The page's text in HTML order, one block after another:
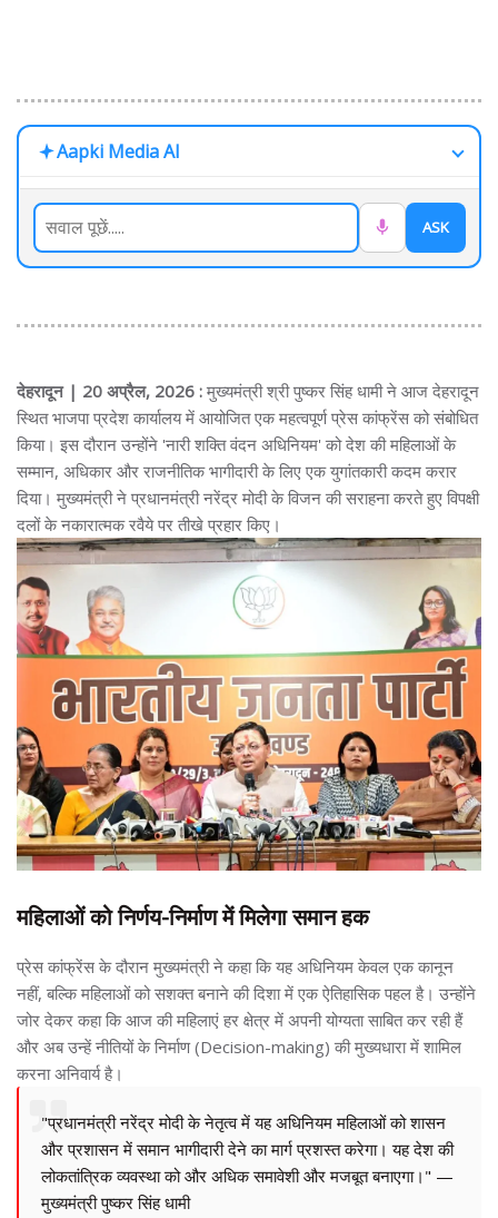
Aapki Media AI
ASK
देहरादून | 20 अप्रैल, 2026 : मुख्यमंत्री श्री पुष्कर सिंह धामी ने आज देहरादून
स्थित भाजपा प्रदेश कार्यालय में आयोजित एक महत्वपूर्ण प्रेस कांफ्रेंस को संबोधित
किया। इस दौरान उन्होंने 'नारी शक्ति वंदन अधिनियम' को देश की महिलाओं के
सम्मान, अधिकार और राजनीतिक भागीदारी के लिए एक युगांतकारी कदम करार
दिया। मुख्यमंत्री ने प्रधानमंत्री नरेंद्र मोदी के विजन की सराहना करते हुए विपक्षी
दलों के नकारात्मक रवैये पर तीखे प्रहार किए।
महिलाओं को निर्णय-निर्माण में मिलेगा समान हक
प्रेस कांफ्रेंस के दौरान मुख्यमंत्री ने कहा कि यह अधिनियम केवल एक कानून
नहीं, बल्कि महिलाओं को सशक्त बनाने की दिशा में एक ऐतिहासिक पहल है। उन्होंने
जोर देकर कहा कि आज की महिलाएं हर क्षेत्र में अपनी योग्यता साबित कर रही हैं
और अब उन्हें नीतियों के निर्माण (Decision-making) की मुख्यधारा में शामिल
करना अनिवार्य है।
"प्रधानमंत्री नरेंद्र मोदी के नेतृत्व में यह अधिनियम महिलाओं को शासन
और प्रशासन में समान भागीदारी देने का मार्ग प्रशस्त करेगा। यह देश की
लोकतांत्रिक व्यवस्था को और अधिक समावेशी और मजबूत बनाएगा।" —
मुख्यमंत्री पुष्कर सिंह धामी